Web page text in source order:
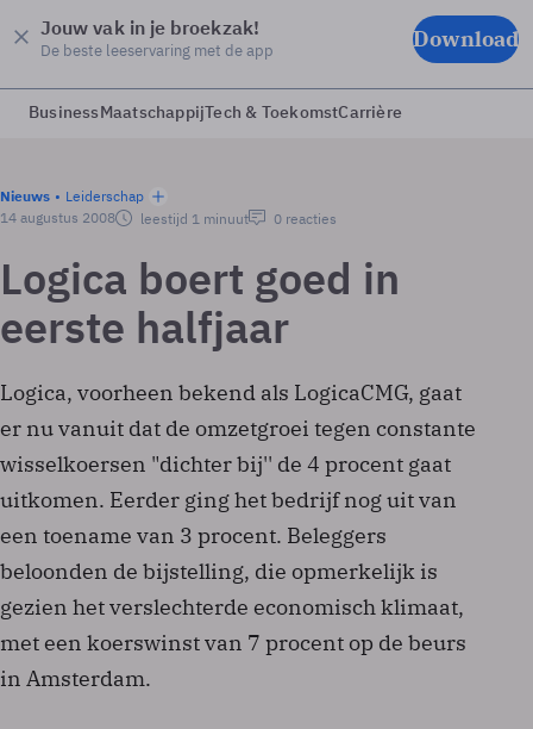
Jouw vak in je broekzak!
De beste leeservaring met de app Download
BusinessMaatschappijTech & ToekomstCarrière
Nieuws
Leiderschap
14 augustus 2008
leestijd 1 minuut 0 reacties
Logica boert goed in
eerste halfjaar
Logica, voorheen bekend als LogicaCMG, gaat
er nu vanuit dat de omzetgroei tegen constante
wisselkoersen "dichter bij'' de 4 procent gaat
uitkomen. Eerder ging het bedrijf nog uit van
een toename van 3 procent. Beleggers
beloonden de bijstelling, die opmerkelijk is
gezien het verslechterde economisch klimaat,
met een koerswinst van 7 procent op de beurs
in Amsterdam.